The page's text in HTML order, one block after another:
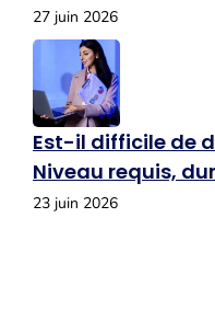
27 juin 2026
Est-il difficile de
Niveau requis,
23 juin 2026